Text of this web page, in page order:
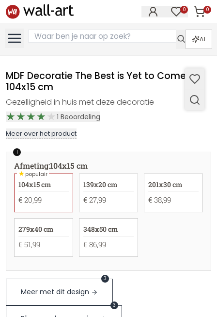
0 0
AI
MDF Decoratie The Best is Yet to Come -
104x15 cm
Gezelligheid in huis met deze decoratie
1 Beoordeling
Meer over het product
1
Afmeting:104x15 cm
★populair
104x15 cm
€ 20,99
139x20 cm
€ 27,99
201x30 cm
€ 38,99
279x40 cm
€ 51,99
348x50 cm
€ 86,99
Meer met dit design
3
3